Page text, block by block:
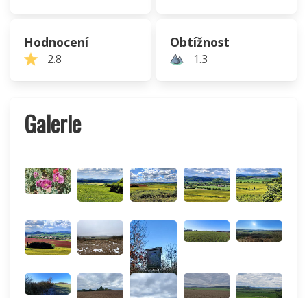
Hodnocení
2.8
Obtížnost
1.3
Galerie